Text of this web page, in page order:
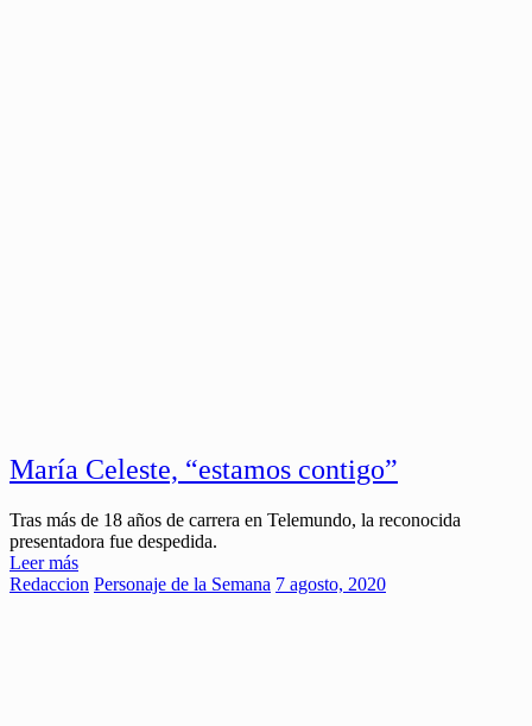
María Celeste, “estamos contigo”
Tras más de 18 años de carrera en Telemundo, la reconocida
presentadora fue despedida.
Leer más
Redaccion Personaje de la Semana 7 agosto, 2020